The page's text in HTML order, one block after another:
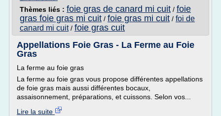
Thèmes liés : foie gras de canard mi cuit / foie
gras foie gras mi cuit / foie gras mi cuit / foi de
canard mi cuit/ foie gras cuit
Appellations Foie Gras - La Ferme au Foie
Gras
La ferme au foie gras
La ferme au foie gras vous propose différentes appellations
de foie gras mais aussi différentes bocaux,
assaisonnement, préparations, et cuissons. Selon vos...
Lire la suite